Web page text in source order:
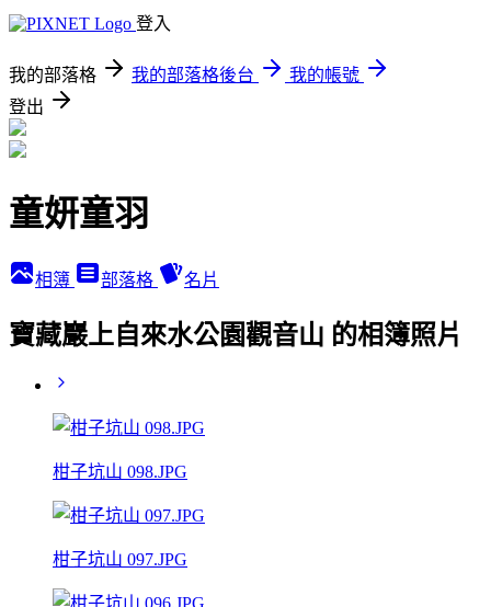
登入
我的部落格 我的部落格後台
我的帳號
登出
童妍童羽
相簿 部落格 名片
寶藏巖上自來水公園觀音山 的相簿照片
柑子坑山 098.JPG
柑子坑山 097.JPG